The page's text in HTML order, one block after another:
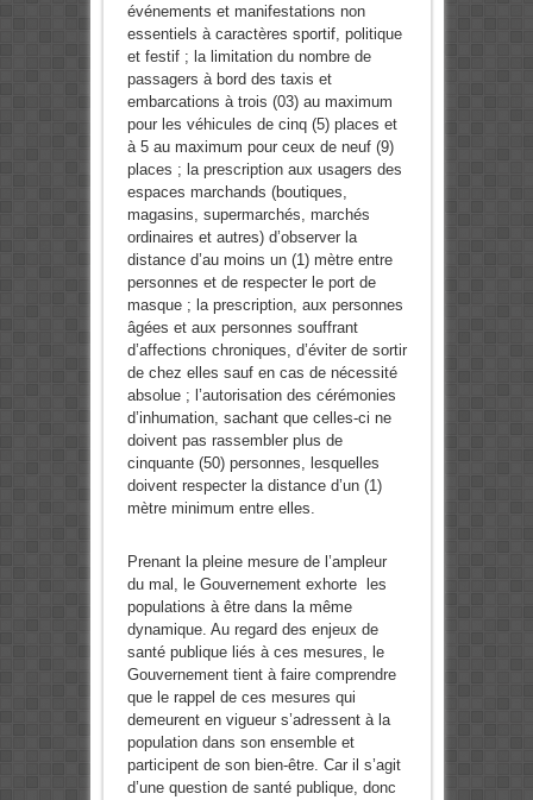
événements et manifestations non
essentiels à caractères sportif, politique
et festif ; la limitation du nombre de
passagers à bord des taxis et
embarcations à trois (03) au maximum
pour les véhicules de cinq (5) places et
à 5 au maximum pour ceux de neuf (9)
places ; la prescription aux usagers des
espaces marchands (boutiques,
magasins, supermarchés, marchés
ordinaires et autres) d’observer la
distance d’au moins un (1) mètre entre
personnes et de respecter le port de
masque ; la prescription, aux personnes
âgées et aux personnes souffrant
d’affections chroniques, d’éviter de sortir
de chez elles sauf en cas de nécessité
absolue ; l’autorisation des cérémonies
d’inhumation, sachant que celles-ci ne
doivent pas rassembler plus de
cinquante (50) personnes, lesquelles
doivent respecter la distance d’un (1)
mètre minimum entre elles.
Prenant la pleine mesure de l’ampleur
du mal, le Gouvernement exhorte les
populations à être dans la même
dynamique. Au regard des enjeux de
santé publique liés à ces mesures, le
Gouvernement tient à faire comprendre
que le rappel de ces mesures qui
demeurent en vigueur s’adressent à la
population dans son ensemble et
participent de son bien-être. Car il s’agit
d’une question de santé publique, donc